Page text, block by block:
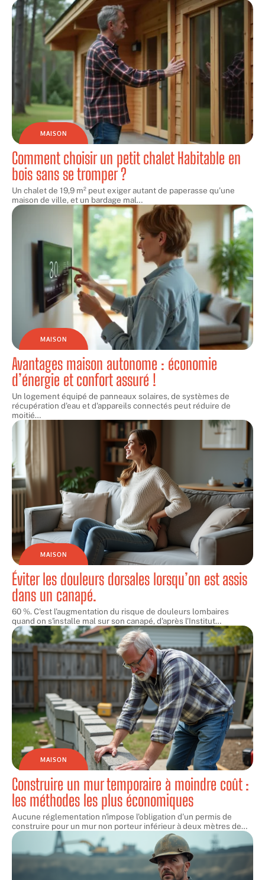
MAISON
Comment choisir un petit chalet Habitable en
bois sans se tromper ?
Un chalet de 19,9 m² peut exiger autant de paperasse qu'une
maison de ville, et un bardage mal…
MAISON
Avantages maison autonome : économie
d’énergie et confort assuré !
Un logement équipé de panneaux solaires, de systèmes de
récupération d'eau et d'appareils connectés peut réduire de
moitié…
MAISON
Éviter les douleurs dorsales lorsqu’on est assis
dans un canapé.
60 %. C'est l'augmentation du risque de douleurs lombaires
quand on s'installe mal sur son canapé, d'après l'Institut…
MAISON
Construire un mur temporaire à moindre coût :
les méthodes les plus économiques
Aucune réglementation n'impose l'obligation d'un permis de
construire pour un mur non porteur inférieur à deux mètres de…